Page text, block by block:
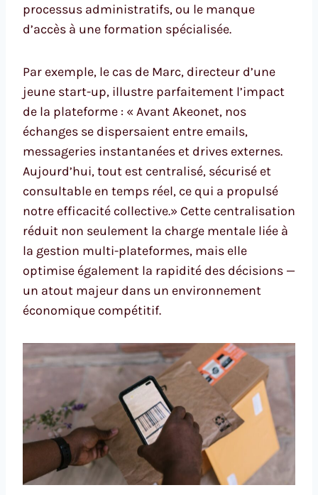
processus administratifs, ou le manque
d’accès à une formation spécialisée.
Par exemple, le cas de Marc, directeur d’une
jeune start-up, illustre parfaitement l’impact
de la plateforme : « Avant Akeonet, nos
échanges se dispersaient entre emails,
messageries instantanées et drives externes.
Aujourd’hui, tout est centralisé, sécurisé et
consultable en temps réel, ce qui a propulsé
notre efficacité collective.» Cette centralisation
réduit non seulement la charge mentale liée à
la gestion multi-plateformes, mais elle
optimise également la rapidité des décisions —
un atout majeur dans un environnement
économique compétitif.